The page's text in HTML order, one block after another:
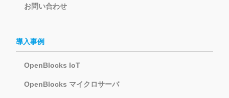
お問い合わせ
導入事例
OpenBlocks IoT
OpenBlocks マイクロサーバ